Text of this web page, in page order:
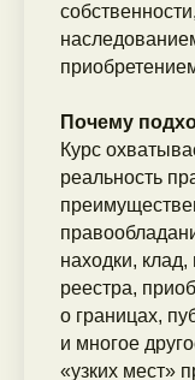
Почему
Курс
реальность
находки,
реестра,
о границах,
и многое
«узких мест»